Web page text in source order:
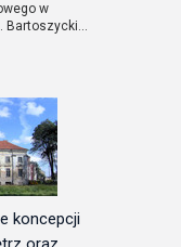
w
Bartoszycki...
koncepcji